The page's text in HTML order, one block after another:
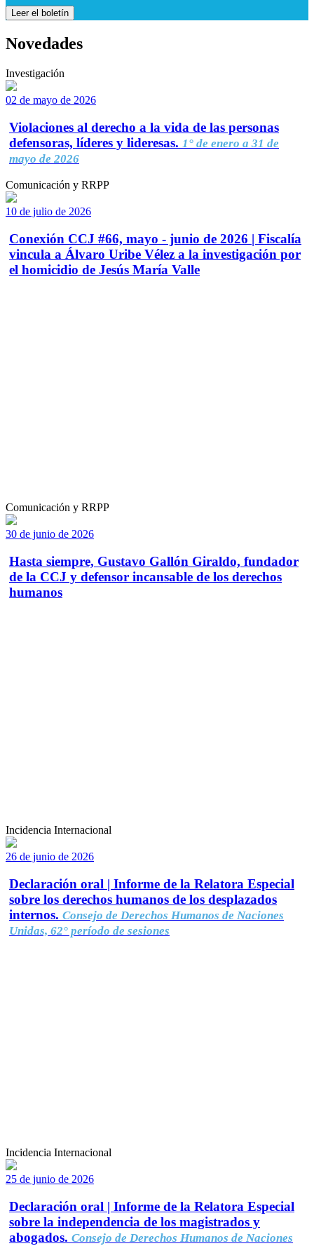
Leer el boletín
Novedades
Investigación
02 de mayo de 2026
Violaciones al derecho a la vida de las personas
defensoras, líderes y lideresas. 1° de enero a 31 de
mayo de 2026
Comunicación y RRPP
10 de julio de 2026
Conexión CCJ #66, mayo - junio de 2026 | Fiscalía
vincula a Álvaro Uribe Vélez a la investigación por
el homicidio de Jesús María Valle
Comunicación y RRPP
30 de junio de 2026
Hasta siempre, Gustavo Gallón Giraldo, fundador
de la CCJ y defensor incansable de los derechos
humanos
Incidencia Internacional
26 de junio de 2026
Declaración oral | Informe de la Relatora Especial
sobre los derechos humanos de los desplazados
internos. Consejo de Derechos Humanos de Naciones
Unidas, 62° período de sesiones
Incidencia Internacional
25 de junio de 2026
Declaración oral | Informe de la Relatora Especial
sobre la independencia de los magistrados y
abogados. Consejo de Derechos Humanos de Naciones